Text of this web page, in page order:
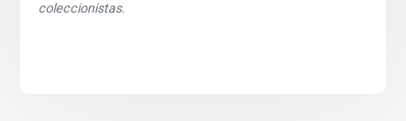
coleccionistas.